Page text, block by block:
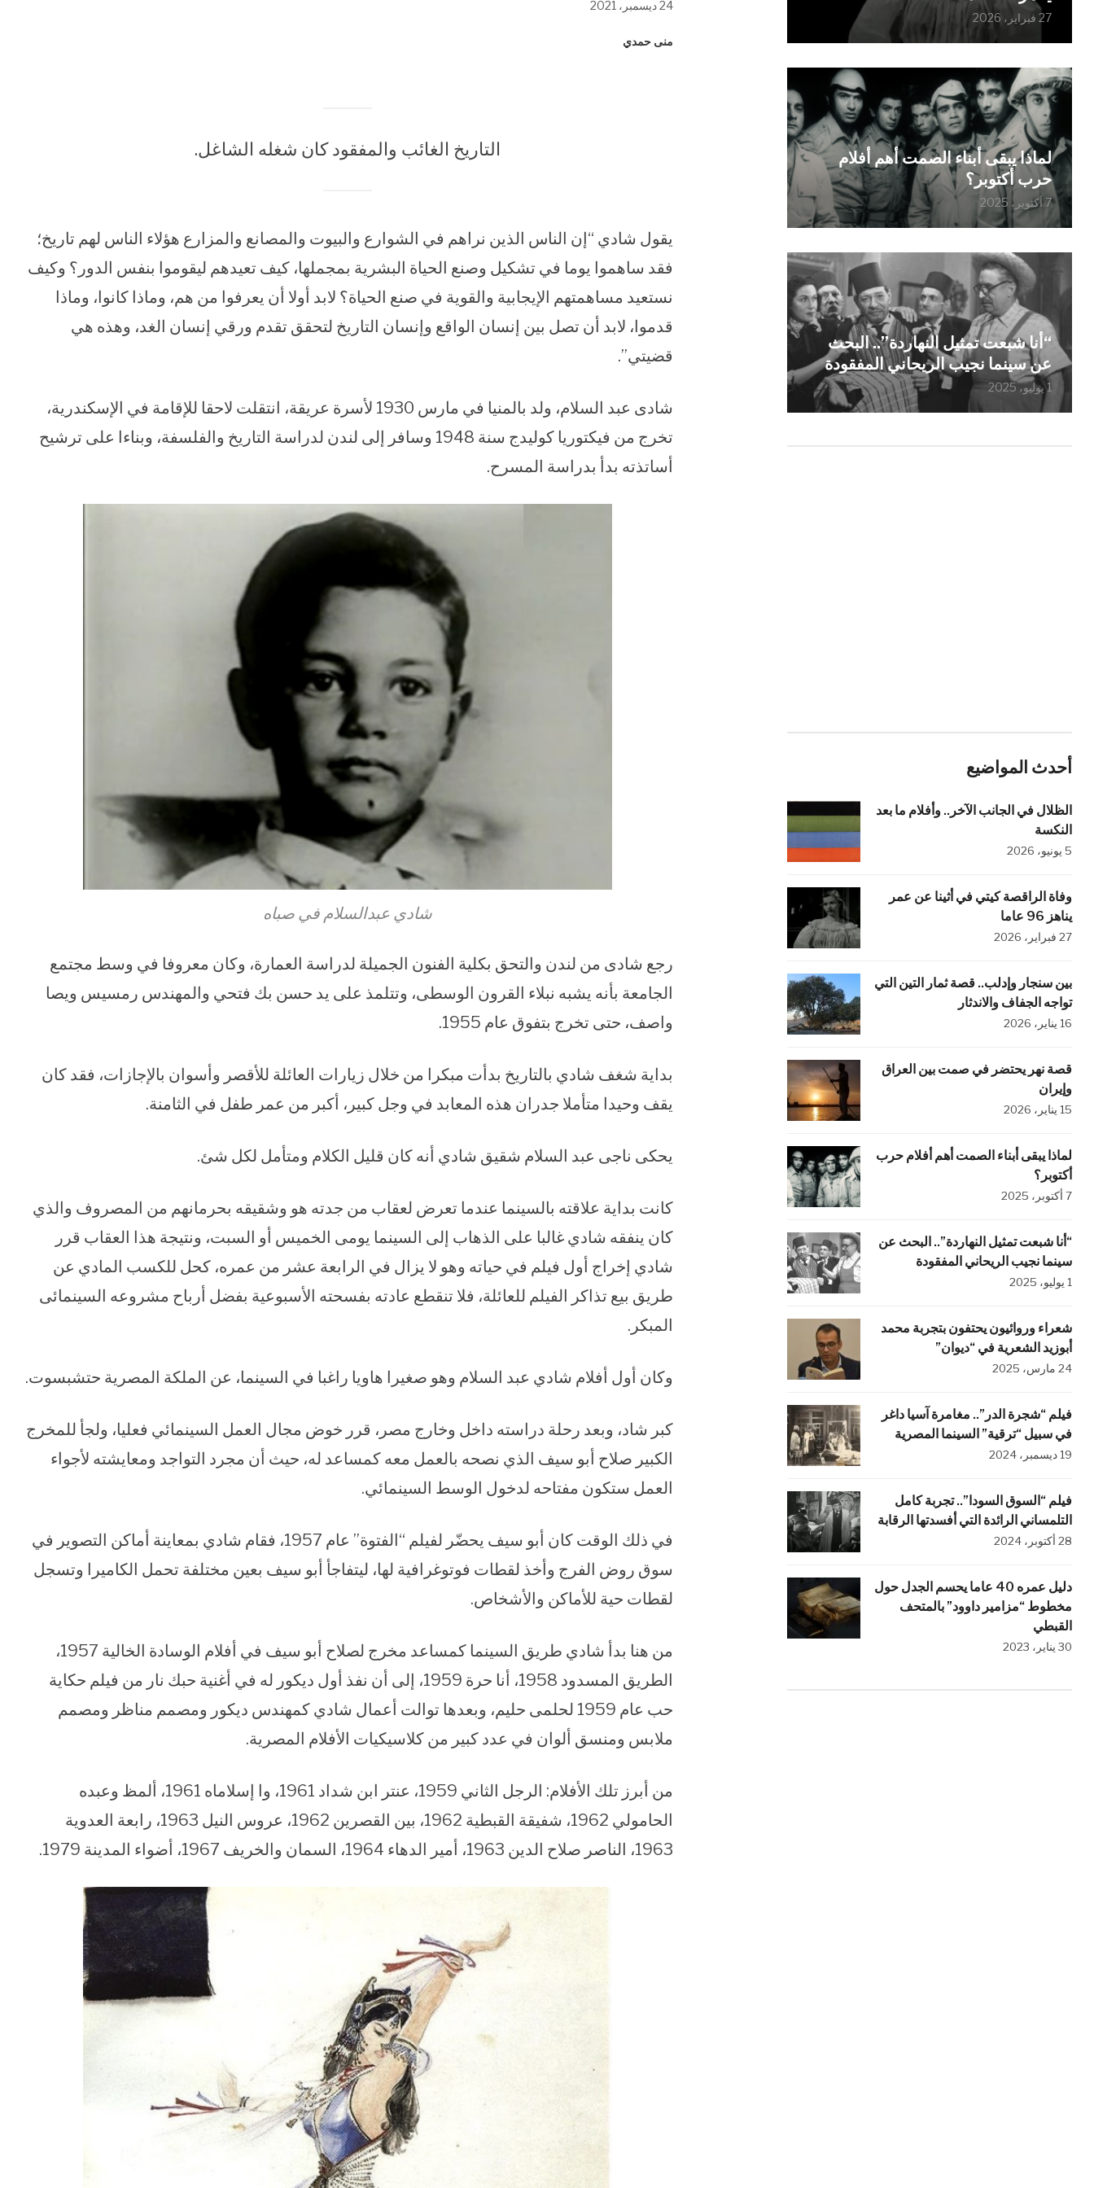
في
نافذة
في 24 ديسمبر، 2021
منى حمدي
التاريخ الغائب والمفقود كان شغله الشاغل.
يقول شادي “إن الناس الذين نراهم في الشوارع والبيوت والمصانع والمزارع هؤلاء الناس لهم تاريخ؛
فقد ساهموا يوما في تشكيل وصنع الحياة البشرية بمجملها، كيف تعيدهم ليقوموا بنفس الدور؟ وكيف
نستعيد مساهمتهم الإيجابية والقوية في صنع الحياة؟ لابد أولا أن يعرفوا من هم، وماذا كانوا، وماذا
قدموا، لابد أن تصل بين إنسان الواقع وإنسان التاريخ لتحقق تقدم ورقي إنسان الغد، وهذه هي
قضيتي”.
شادى عبد السلام، ولد بالمنيا في مارس 1930 لأسرة عريقة، انتقلت لاحقا للإقامة في الإسكندرية،
تخرج من فيكتوريا كوليدج سنة 1948 وسافر إلى لندن لدراسة التاريخ والفلسفة، وبناءا على ترشيح
أساتذته بدأ بدراسة المسرح.
شادي عبدالسلام في صباه
رجع شادى من لندن والتحق بكلية الفنون الجميلة لدراسة العمارة، وكان معروفا في وسط مجتمع
الجامعة بأنه يشبه نبلاء القرون الوسطى، وتتلمذ على يد حسن بك فتحي والمهندس رمسيس ويصا
واصف، حتى تخرج بتفوق عام 1955.
بداية شغف شادي بالتاريخ بدأت مبكرا من خلال زيارات العائلة للأقصر وأسوان بالإجازات، فقد كان
يقف وحيدا متأملا جدران هذه المعابد في وجل كبير، أكبر من عمر طفل في الثامنة.
يحكى ناجى عبد السلام شقيق شادي أنه كان قليل الكلام ومتأمل لكل شئ.
كانت بداية علاقته بالسينما عندما تعرض لعقاب من جدته هو وشقيقه بحرمانهم من المصروف والذي
كان ينفقه شادي غالبا على الذهاب إلى السينما يومى الخميس أو السبت، ونتيجة هذا العقاب قرر
شادي إخراج أول فيلم في حياته وهو لا يزال في الرابعة عشر من عمره، كحل للكسب المادي عن
طريق بيع تذاكر الفيلم للعائلة، فلا تنقطع عادته بفسحته الأسبوعية بفضل أرباح مشروعه السينمائى
المبكر.
وكان أول أفلام شادي عبد السلام وهو صغيرا هاويا راغبا في السينما، عن الملكة المصرية حتشبسوت.
كبر شاد، وبعد رحلة دراسته داخل وخارج مصر، قرر خوض مجال العمل السينمائي فعليا، ولجأ للمخرج
الكبير صلاح أبو سيف الذي نصحه بالعمل معه كمساعد له، حيث أن مجرد التواجد ومعايشته لأجواء
العمل ستكون مفتاحه لدخول الوسط السينمائي.
في ذلك الوقت كان أبو سيف يحضّر لفيلم “الفتوة” عام 1957، فقام شادي بمعاينة أماكن التصوير في
سوق روض الفرج وأخذ لقطات فوتوغرافية لها، ليتفاجأ أبو سيف بعين مختلفة تحمل الكاميرا وتسجل
لقطات حية للأماكن والأشخاص.
من هنا بدأ شادي طريق السينما كمساعد مخرج لصلاح أبو سيف في أفلام الوسادة الخالية 1957،
الطريق المسدود 1958، أنا حرة 1959، إلى أن نفذ أول ديكور له في أغنية حبك نار من فيلم حكاية
حب عام 1959 لحلمى حليم، وبعدها توالت أعمال شادي كمهندس ديكور ومصمم مناظر ومصمم
ملابس ومنسق ألوان في عدد كبير من كلاسيكيات الأفلام المصرية.
من أبرز تلك الأفلام: الرجل الثاني 1959، عنتر ابن شداد 1961، وا إسلاماه 1961، ألمظ وعبده
الحامولي 1962، شفيقة القبطية 1962، بين القصرين 1962، عروس النيل 1963، رابعة العدوية
1963، الناصر صلاح الدين 1963، أمير الدهاء 1964، السمان والخريف 1967، أضواء المدينة 1979.
27 فبراير، 2026
لماذا يبقى أبناء الصمت أهم أفلام
حرب أكتوبر؟
7 أكتوبر، 2025
“أنا شبعت تمثيل النهاردة”.. البحث
عن سينما نجيب الريحاني المفقودة
1 يوليو، 2025
أحدث المواضيع
الظلال في الجانب الآخر.. وأفلام ما بعد
النكسة
5 يونيو، 2026
وفاة الراقصة كيتي في أثينا عن عمر
يناهز 96 عاما
27 فبراير، 2026
بين سنجار وإدلب.. قصة ثمار التين التي
تواجه الجفاف والاندثار
16 يناير، 2026
قصة نهر يحتضر في صمت بين العراق
وإيران
15 يناير، 2026
لماذا يبقى أبناء الصمت أهم أفلام حرب
أكتوبر؟
7 أكتوبر، 2025
“أنا شبعت تمثيل النهاردة”.. البحث عن
سينما نجيب الريحاني المفقودة
1 يوليو، 2025
شعراء وروائيون يحتفون بتجربة محمد
أبوزيد الشعرية في “ديوان”
24 مارس، 2025
فيلم “شجرة الدر”.. مغامرة آسيا داغر
في سبيل “ترقية” السينما المصرية
19 ديسمبر، 2024
فيلم “السوق السودا”.. تجربة كامل
التلمساني الرائدة التي أفسدتها الرقابة
28 أكتوبر، 2024
دليل عمره 40 عاما يحسم الجدل حول
مخطوط “مزامير داوود” بالمتحف
القبطي
30 يناير، 2023